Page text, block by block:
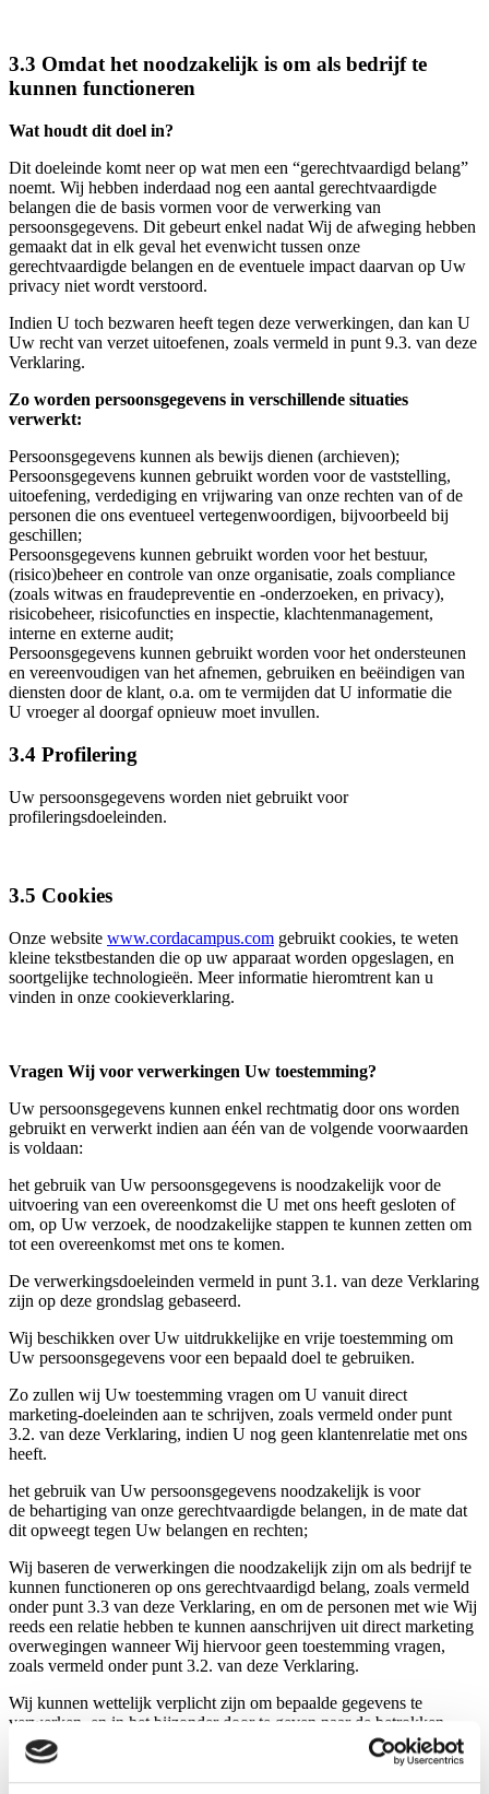
3.3 Omdat het noodzakelijk is om als bedrijf te
kunnen functioneren
Wat houdt dit doel in?
Dit doeleinde komt neer op wat men een “gerechtvaardigd belang”
noemt. Wij hebben inderdaad nog een aantal gerechtvaardigde
belangen die de basis vormen voor de verwerking van
persoonsgegevens. Dit gebeurt enkel nadat Wij de afweging hebben
gemaakt dat in elk geval het evenwicht tussen onze
gerechtvaardigde belangen en de eventuele impact daarvan op Uw
privacy niet wordt verstoord.
Indien U toch bezwaren heeft tegen deze verwerkingen, dan kan U
Uw recht van verzet uitoefenen, zoals vermeld in punt 9.3. van deze
Verklaring.
Zo worden persoonsgegevens in verschillende situaties
verwerkt:
Persoonsgegevens kunnen als bewijs dienen (archieven);
Persoonsgegevens kunnen gebruikt worden voor de vaststelling,
uitoefening, verdediging en vrijwaring van onze rechten van of de
personen die ons eventueel vertegenwoordigen, bijvoorbeeld bij
geschillen;
Persoonsgegevens kunnen gebruikt worden voor het bestuur,
(risico)beheer en controle van onze organisatie, zoals compliance
(zoals witwas en fraudepreventie en -onderzoeken, en privacy),
risicobeheer, risicofuncties en inspectie, klachtenmanagement,
interne en externe audit;
Persoonsgegevens kunnen gebruikt worden voor het ondersteunen
en vereenvoudigen van het afnemen, gebruiken en beëindigen van
diensten door de klant, o.a. om te vermijden dat U informatie die
U vroeger al doorgaf opnieuw moet invullen.
3.4 Profilering
Uw persoonsgegevens worden niet gebruikt voor
profileringsdoeleinden.
3.5 Cookies
Onze website www.cordacampus.com gebruikt cookies, te weten
kleine tekstbestanden die op uw apparaat worden opgeslagen, en
soortgelijke technologieën. Meer informatie hieromtrent kan u
vinden in onze cookieverklaring.
Vragen Wij voor verwerkingen Uw toestemming?
Uw persoonsgegevens kunnen enkel rechtmatig door ons worden
gebruikt en verwerkt indien aan één van de volgende voorwaarden
is voldaan:
het gebruik van Uw persoonsgegevens is noodzakelijk voor de
uitvoering van een overeenkomst die U met ons heeft gesloten of
om, op Uw verzoek, de noodzakelijke stappen te kunnen zetten om
tot een overeenkomst met ons te komen.
De verwerkingsdoeleinden vermeld in punt 3.1. van deze Verklaring
zijn op deze grondslag gebaseerd.
Wij beschikken over Uw uitdrukkelijke en vrije toestemming om
Uw persoonsgegevens voor een bepaald doel te gebruiken.
Zo zullen wij Uw toestemming vragen om U vanuit direct
marketing-doeleinden aan te schrijven, zoals vermeld onder punt
3.2. van deze Verklaring, indien U nog geen klantenrelatie met ons
heeft.
het gebruik van Uw persoonsgegevens noodzakelijk is voor
de behartiging van onze gerechtvaardigde belangen, in de mate dat
dit opweegt tegen Uw belangen en rechten;
Wij baseren de verwerkingen die noodzakelijk zijn om als bedrijf te
kunnen functioneren op ons gerechtvaardigd belang, zoals vermeld
onder punt 3.3 van deze Verklaring, en om de personen met wie Wij
reeds een relatie hebben te kunnen aanschrijven uit direct marketing
overwegingen wanneer Wij hiervoor geen toestemming vragen,
zoals vermeld onder punt 3.2. van deze Verklaring.
Wij kunnen wettelijk verplicht zijn om bepaalde gegevens te
verwerken, en in het bijzonder door te geven naar de betrokken
overheden.